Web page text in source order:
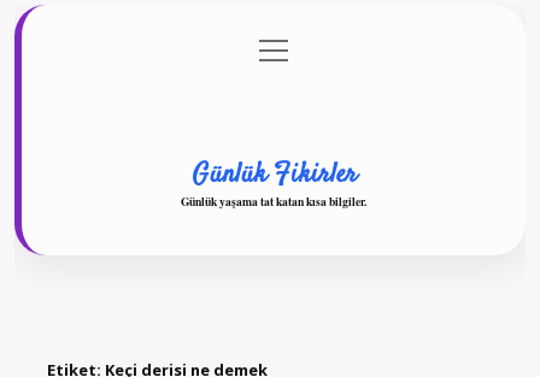
Gizlilik Politikası
menüyü
aç
Günlük Fikirler
Günlük yaşama tat katan kısa bilgiler.
Etiket: Keçi derisi ne demek